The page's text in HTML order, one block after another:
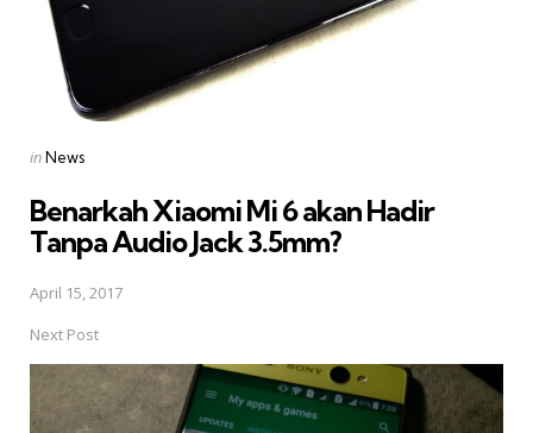
Posted
inNews
Benarkah Xiaomi Mi 6 akan Hadir
Tanpa Audio Jack 3.5mm?
April 15, 2017
Next Post